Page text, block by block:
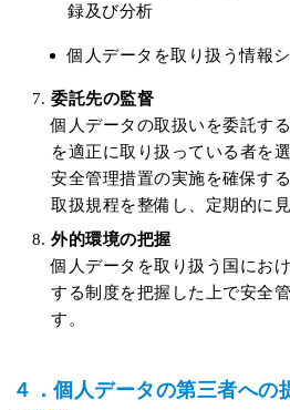
録及び分析
個人データを取り扱う情報
委託先の監督
個人データの取扱いを委託す
を適正に取り扱っている者を
安全管理措置の実施を確保す
取扱規程を整備し、定期的に
外的環境の把握
個人データを取り扱う国にお
する制度を把握した上で安全
す。
４．個人データの第三者への